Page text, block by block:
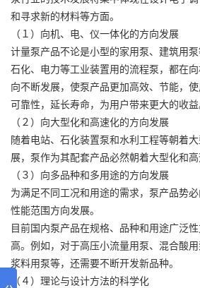
和寻求新的材料等方面。
（１）向机、电、仪一体化的方向发展
计量泵产品不论是小型的家用泵、建筑用
石化、电力等工业装置用的流程泵，都在
向不断发展，使泵产品更加高效、节能，
可靠性，延长寿命，为用户带来更大的收益
（２）向大型化和高速化的方向发展
随着电站、石化装置泵和水利工程等朝着
展，泵作为其配套产品必然朝着大型化和高
（３）向多品种和多用途的方向发展
为满足不同工况和用途的需求，泵产品势
性能范围方向发展。
目前国内泵产品在规格、品种和用途广泛
高。例如，对于高压小流量用泵、混合酸
浆料用泵等，还需要不断开发新品种。
（４）理论与设计方法的科学化